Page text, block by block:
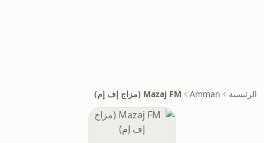
الرئيسية Amman Mazaj FM (مزاج إف إم)